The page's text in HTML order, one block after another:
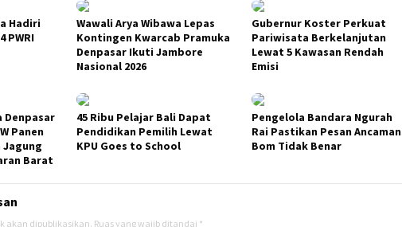
Hadiri
PWRI
Wawali Arya Wibawa Lepas
Kontingen Kwarcab Pramuka
Denpasar Ikuti Jambore
Nasional 2026
Gubernur Koster Perkuat
Pariwisata Berkelanjutan
Lewat 5 Kawasan Rendah
Emisi
Denpasar
Panen
Jagung
Barat
45 Ribu Pelajar Bali Dapat
Pendidikan Pemilih Lewat
KPU Goes to School
Pengelola Bandara Ngurah
Rai Pastikan Pesan Ancaman
Bom Tidak Benar
akan dipublikasikan. Ruas yang wajib ditandai *